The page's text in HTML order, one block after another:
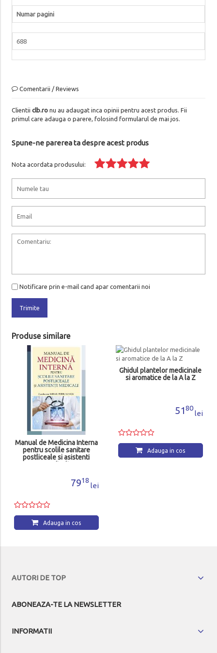
Numar pagini
688
Comentarii / Reviews
Clientii clb.ronu au adaugat inca opinii pentru acest produs. Fii
primul care adauga o parere, folosind formularul de mai jos.
Spune-ne parerea ta despre acest produs
Nota acordata produsului:
Notificare prin e-mail cand apar comentarii noi
Trimite
Produse similare
Ghidul plantelor medicinale
si aromatice de la A la Z
51
Adauga in cos
Diagnostic Imagistic:
Obstetrica
Adauga in cos
AUTORI DE TOP
ABONEAZA-TE LA NEWSLETTER
INFORMATII